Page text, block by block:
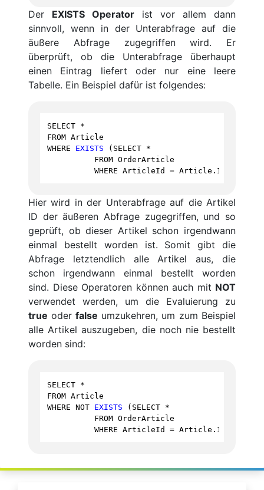
Der EXISTS Operator ist vor allem dann
sinnvoll, wenn in der Unterabfrage auf die
äußere Abfrage zugegriffen wird. Er
überprüft, ob die Unterabfrage überhaupt
einen Eintrag liefert oder nur eine leere
Tabelle. Ein Beispiel dafür ist folgendes:
SELECT *
FROM Article
WHERE
EXISTS ( SELECT *
FROM OrderArticle
WHERE ArticleId = Article . Id
Hier wird in der Unterabfrage auf die Artikel
ID der äußeren Abfrage zugegriffen, und so
geprüft, ob dieser Artikel schon irgendwann
einmal bestellt worden ist. Somit gibt die
Abfrage letztendlich alle Artikel aus, die
schon irgendwann einmal bestellt worden
sind. Diese Operatoren können auch mit NOT
verwendet werden, um die Evaluierung zu
true oder false umzukehren, um zum Beispiel
alle Artikel auszugeben, die noch nie bestellt
worden sind:
SELECT *
FROM Article
WHERE NOT EXISTS ( SELECT *
FROM OrderArticle
WHERE ArticleId = Article . Id